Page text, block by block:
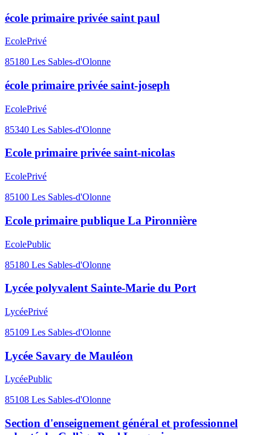
école primaire privée saint paul
EcolePrivé
85180 Les Sables-d'Olonne
école primaire privée saint-joseph
EcolePrivé
85340 Les Sables-d'Olonne
Ecole primaire privée saint-nicolas
EcolePrivé
85100 Les Sables-d'Olonne
Ecole primaire publique La Pironnière
EcolePublic
85180 Les Sables-d'Olonne
Lycée polyvalent Sainte-Marie du Port
LycéePrivé
85109 Les Sables-d'Olonne
Lycée Savary de Mauléon
LycéePublic
85108 Les Sables-d'Olonne
Section d'enseignement général et professionnel